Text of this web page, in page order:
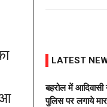
आ
LATEST
बहरोल में
पुलिस पर लगाये